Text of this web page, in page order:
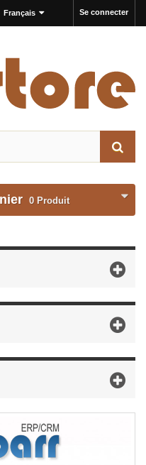
Se connecter
Français
0 Produit